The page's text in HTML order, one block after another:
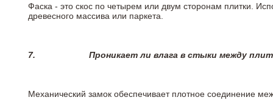
Фаска - это скос по четырем или двум сторонам плитки.
древесного массива или паркета.
7. Проникает ли влага в стыки между
Механический замок обеспечивает плотное соединение